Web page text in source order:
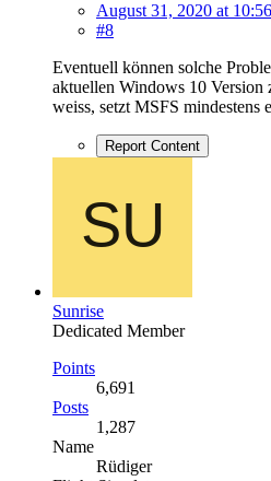
August 31, 2020 at
#8
Eventuell können solche
aktuellen Windows 10 Version
weiss, setzt MSFS mindestens
Report Content
Sunrise
Dedicated Member
Points
6,691
Posts
1,287
Name
Rüdiger